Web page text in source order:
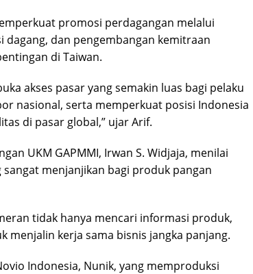
promosi perdagangan melalui
dan pengembangan kemitraan
di Taiwan.
akses pasar yang semakin luas bagi pelaku
nasional, serta memperkuat posisi Indonesia
di pasar global,” ujar Arif.
UKM GAPMMI, Irwan S. Widjaja, menilai
menjanjikan bagi produk pangan
tidak hanya mencari informasi produk,
menjalin kerja sama bisnis jangka panjang.
Indonesia, Nunik, yang memproduksi